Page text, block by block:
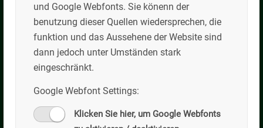
und Google Webfonts. Sie könenn der
benutzung dieser Quellen wiedersprechen, die
funktion und das Aussehene der Website sind
dann jedoch unter Umständen stark
eingeschränkt.
Google Webfont Settings:
Klicken Sie hier, um Google Webfonts
83661 Lenggries
Tel: +49 (0)8042/5055-0
Fax: +49 (0)8042/4466
Email: info@kilian-willibald.de
Öffnungszeiten
Mo-Do: 07:00-17:00